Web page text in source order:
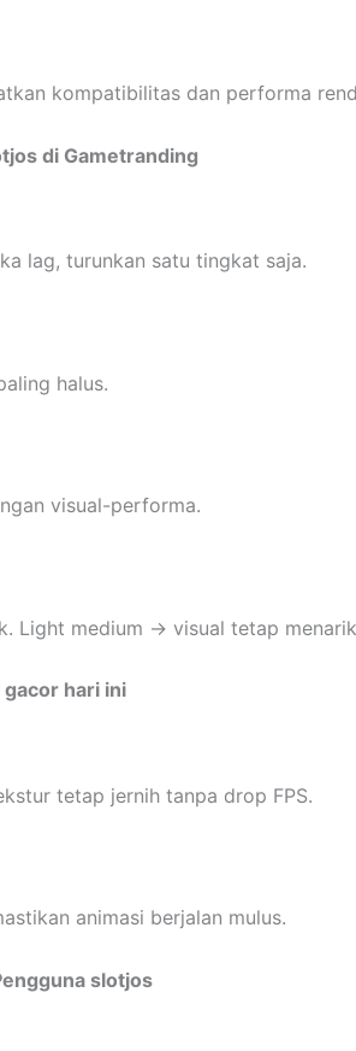
kompatibilitas dan performa
di Gametranding
lag, turunkan satu tingkat saja.
halus.
visual-performa.
Light medium → visual tetap
hari ini
tetap jernih tanpa drop FPS.
animasi berjalan mulus.
slotjos